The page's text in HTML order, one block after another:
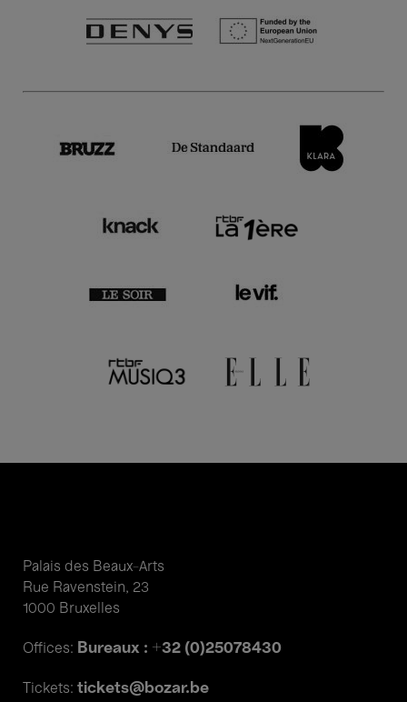
Palais des Beaux-Arts
Rue Ravenstein, 23
1000 Bruxelles
Offices: Bureaux : +32 (0)25078430
Tickets: tickets@bozar.be